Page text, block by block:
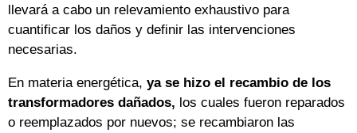
llevará a cabo un relevamiento exhaustivo para
cuantificar los daños y definir las intervenciones
necesarias.
En materia energética, ya se hizo el recambio de los
transformadores dañados, los cuales fueron reparados
o reemplazados por nuevos; se recambiaron las